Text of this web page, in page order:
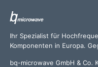
Ihr Spezialist für
Komponenten in Europa.
bq-microwave GmbH & Co.